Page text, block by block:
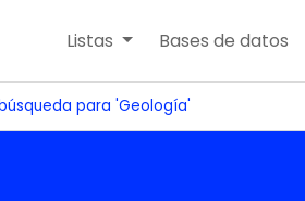
Listas Bases de datos
para 'Geología'